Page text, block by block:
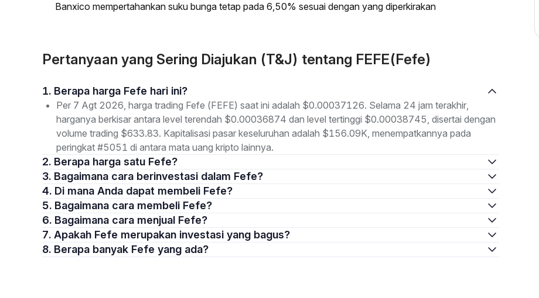
Banxico mempertahankan suku bunga tetap pada 6,50% sesuai dengan yang diperkirakan
Pertanyaan yang Sering Diajukan (T&J) tentang FEFE(Fefe)
1. Berapa harga Fefe hari ini?
Per 7 Agt 2026, harga trading Fefe (FEFE) saat ini adalah $0.00037126. Selama 24 jam terakhir,
harganya berkisar antara level terendah $0.00036874 dan level tertinggi $0.00038745, disertai dengan
volume trading $633.83. Kapitalisasi pasar keseluruhan adalah $156.09K, menempatkannya pada
peringkat #5051 di antara mata uang kripto lainnya.
2. Berapa harga satu Fefe?
3. Bagaimana cara berinvestasi dalam Fefe?
4. Di mana Anda dapat membeli Fefe?
5. Bagaimana cara membeli Fefe?
6. Bagaimana cara menjual Fefe?
7. Apakah Fefe merupakan investasi yang bagus?
8. Berapa banyak Fefe yang ada?